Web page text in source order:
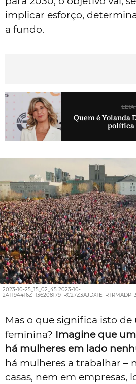
implicar esforço,
a fundo.
LEIA
Quem é Yolanda
política
2023-10-25_15_02_45 2023-10-
Mas o que significa isto
feminina? Imagine que
há mulheres em lado
há mulheres a trabalhar –
casas, nem em empresas,